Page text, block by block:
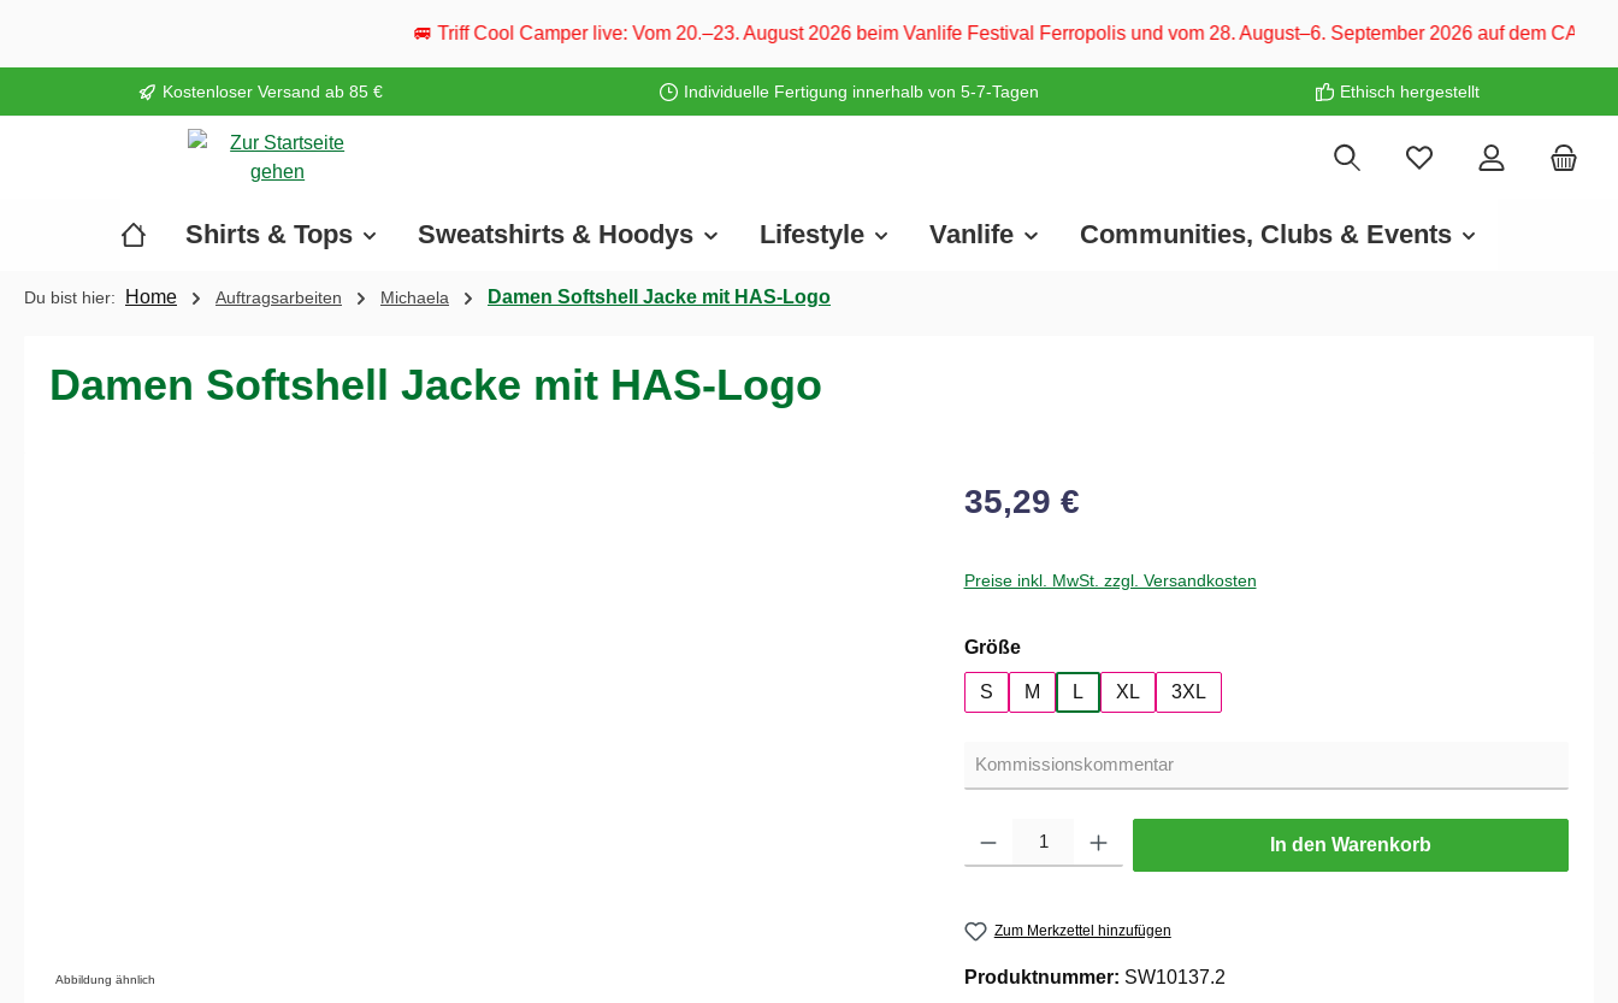
🚐 Triff Cool Camper live: Vom 20.–23. August 2026 beim Vanlife Festival Ferropolis und vom 28. August–6. September 2026 auf dem CARAVAN SALON
Kostenloser Versand ab 85 € Individuelle Fertigung innerhalb von 5-7-Tagen Ethisch hergestellt
Shirts & Tops Sweatshirts & Hoodys Lifestyle Vanlife Communities, Clubs & Events
Du bist hier: Home Auftragsarbeiten Michaela Damen Softshell Jacke mit HAS-Logo
Damen Softshell Jacke mit HAS-Logo
Abbildung ähnlich
35,29 €
Preise inkl. MwSt. zzgl. Versandkosten
Größeauswählen
S M L XL 3XL
In den Warenkorb
Zum Merkzettel hinzufügen
Produktnummer: SW10137.2